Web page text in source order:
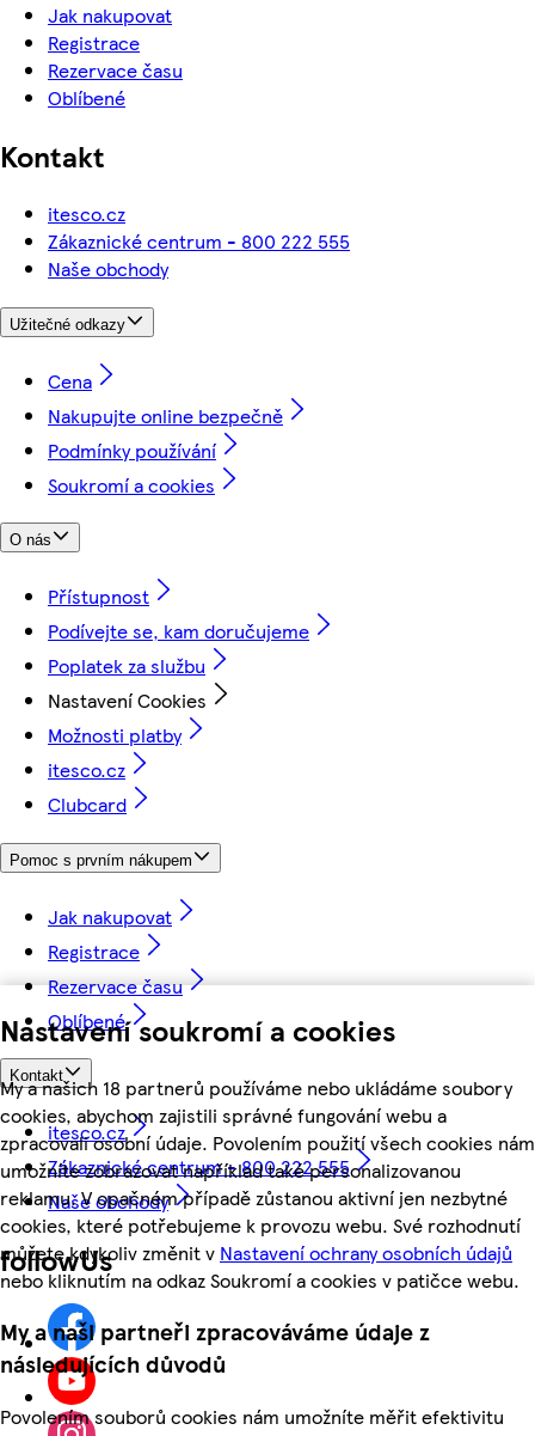
Nastavení soukromí a cookies
My a našich 18 partnerů používáme nebo ukládáme soubory
cookies, abychom zajistili správné fungování webu a
zpracovali osobní údaje. Povolením použití všech cookies nám
umožníte zobrazovat například také personalizovanou
reklamu. V opačném případě zůstanou aktivní jen nezbytné
cookies, které potřebujeme k provozu webu. Své rozhodnutí
můžete kdykoliv změnit v Nastavení ochrany osobních údajů
nebo kliknutím na odkaz Soukromí a cookies v patičce webu.
My a naši partneři zpracováváme údaje z
následujících důvodů
Povolením souborů cookies nám umožníte měřit efektivitu
Jak nakupovat
Registrace
Rezervace času
Oblíbené
Kontakt
itesco.cz
Zákaznické centrum - 800 222 555
Naše obchody
Užitečné odkazy
Cena
Nakupujte online bezpečně
Podmínky používání
Soukromí a cookies
O nás
Přístupnost
Podívejte se, kam doručujeme
Poplatek za službu
Nastavení Cookies
Možnosti platby
itesco.cz
Clubcard
Pomoc s prvním nákupem
Jak nakupovat
Registrace
Rezervace času
Oblíbené
Kontakt
itesco.cz
Zákaznické centrum - 800 222 555
Naše obchody
followUs